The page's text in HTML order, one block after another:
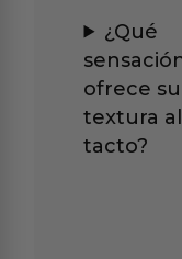
¿Qué
ofrece su
textura al
tacto?